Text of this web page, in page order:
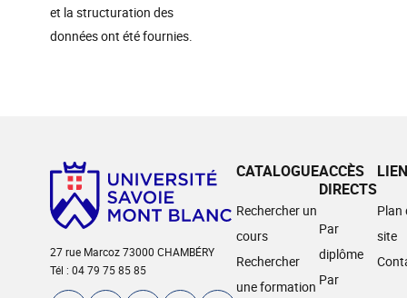
et la structuration des
données ont été fournies.
27 rue Marcoz 73000 CHAMBÉRY
Tél : 04 79 75 85 85
CATALOGUE
Rechercher un
cours
Rechercher
une formation
ACCÈS
DIRECTS
Par
diplôme
Par
Plan
site